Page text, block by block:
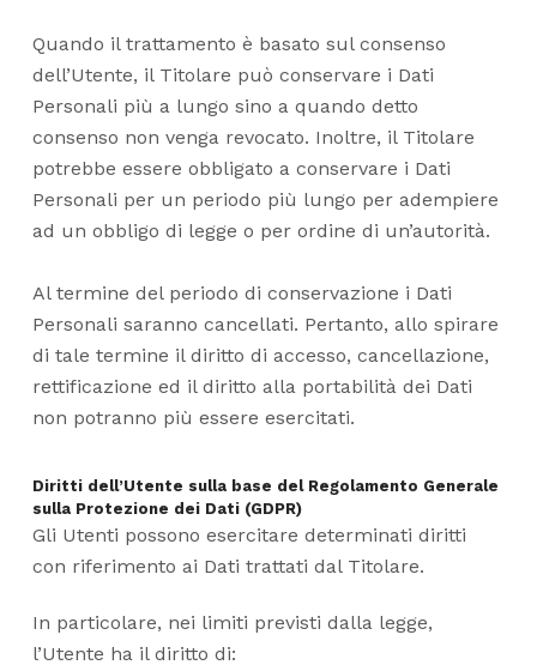
Quando il trattamento è basato sul consenso
dell’Utente, il Titolare può conservare i Dati
Personali più a lungo sino a quando detto
consenso non venga revocato. Inoltre, il Titolare
potrebbe essere obbligato a conservare i Dati
Personali per un periodo più lungo per adempiere
ad un obbligo di legge o per ordine di un’autorità.
Al termine del periodo di conservazione i Dati
Personali saranno cancellati. Pertanto, allo spirare
di tale termine il diritto di accesso, cancellazione,
rettificazione ed il diritto alla portabilità dei Dati
non potranno più essere esercitati.
Diritti dell’Utente sulla base del Regolamento Generale
sulla Protezione dei Dati (GDPR)
Gli Utenti possono esercitare determinati diritti
con riferimento ai Dati trattati dal Titolare.
In particolare, nei limiti previsti dalla legge,
l’Utente ha il diritto di: